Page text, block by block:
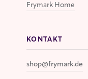
Frymark Home
KONTAKT
shop@frymark.de